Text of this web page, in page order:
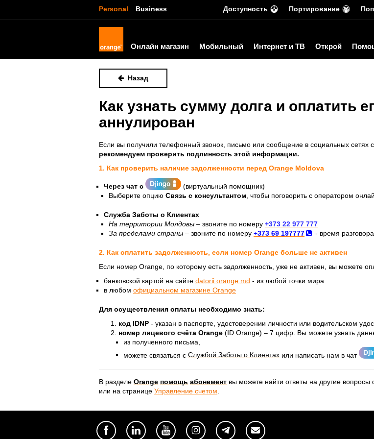
Personal Business Доступность Портирование
Онлайн магазин Мобильный Интернет и ТВ Открой
Назад
Как узнать сумму долга и оплатить
аннулирован
Если вы получили телефонный звонок, письмо или сообщение в социальных
рекомендуем проверить подлинность этой информации.
1. Как проверить наличие задолженности перед Orange Moldova
Через чат с
(виртуальный помощник)
Выберите опцию Связь с консультантом , чтобы поговорить с оператором
Служба Заботы о Клиентах
На территории Молдовы – звоните по номеру +373 22 977 777
За пределами страны – звоните по номеру +373 69 197777 - время
2. Как оплатить задолженность, если номер Orange больше не активен
Если номер Orange, по которому есть задолженность, уже не активен, вы можете
банковской картой на сайте datorii.orange.md - из любой точки мира
в любом официальном магазине Orange
Для осуществления оплаты необходимо знать:
код IDNP - указан в паспорте, удостоверении личности или водительском
номер лицевого счёта Orange (ID Orange) – 7 цифр. Вы можете узнать
из полученного письма,
можете связаться с Службой Заботы о Клиентах или написать нам в чат
В разделе Orange помощь абонемент вы можете найти ответы на другие
или на странице Управление счетом